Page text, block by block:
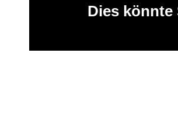
Dies könnte